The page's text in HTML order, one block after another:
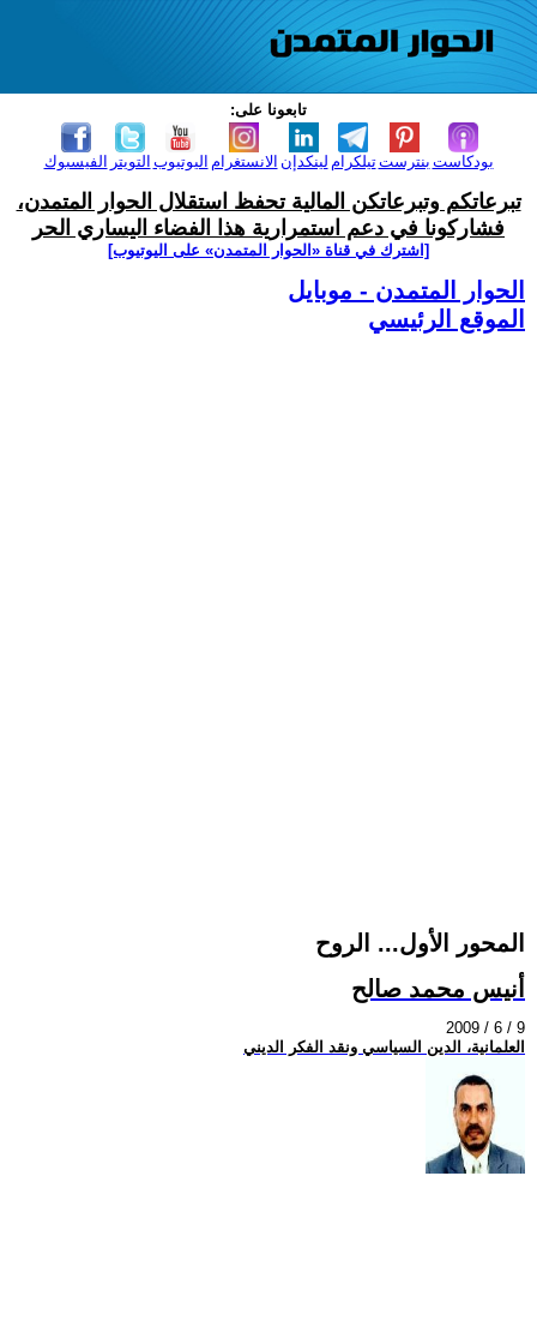
تابعونا على:
الفيسبوك التويتر اليوتيوب الانستغرام لينكدإن تيلكرامبنترست بودكاست
تبرعاتكم وتبرعاتكن المالية تحفظ استقلال الحوار المتمدن،
فشاركونا في دعم استمرارية هذا الفضاء اليساري الحر
[اشترك في قناة ‫«الحوار المتمدن» على اليوتيوب]
الحوار المتمدن - موبايل
الموقع الرئيسي
المحور الأول... الروح
أنيس محمد صالح
2009 / 6 / 9
العلمانية، الدين السياسي ونقد الفكر الديني